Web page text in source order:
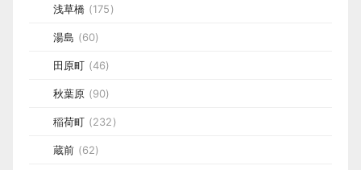
浅草橋 (175)
湯島 (60)
田原町 (46)
秋葉原 (90)
稲荷町 (232)
蔵前 (62)